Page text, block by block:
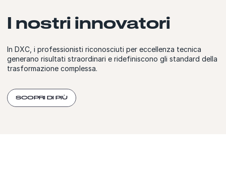
I nostri innovatori
In DXC, i professionisti riconosciuti per eccellenza tecnica
generano risultati straordinari e ridefiniscono gli standard della
trasformazione complessa.
SCOPRI DI PIÙ